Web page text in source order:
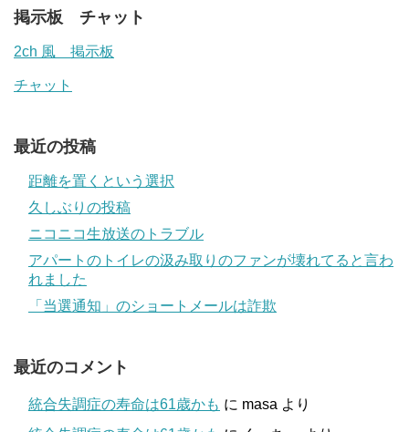
掲示板 チャット
2ch 風 掲示板
チャット
最近の投稿
距離を置くという選択
久しぶりの投稿
ニコニコ生放送のトラブル
アパートのトイレの汲み取りのファンが壊れてると言わ
れました
「当選通知」のショートメールは詐欺
最近のコメント
統合失調症の寿命は61歳かも に masa より